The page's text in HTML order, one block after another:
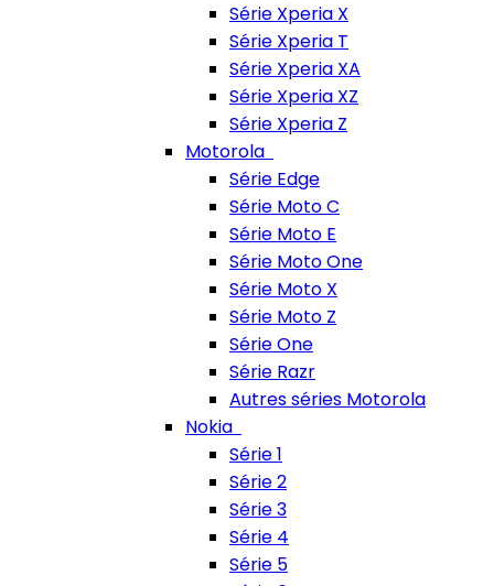
Série Xperia X
Série Xperia T
Série Xperia XA
Série Xperia XZ
Série Xperia Z
Motorola
Série Edge
Série Moto C
Série Moto E
Série Moto One
Série Moto X
Série Moto Z
Série One
Série Razr
Autres séries Motorola
Nokia
Série 1
Série 2
Série 3
Série 4
Série 5